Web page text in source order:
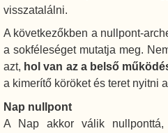
visszatalálni.
A következőkben a nullpont-
a sokféleséget mutatja meg.
azt, hol van az a belső
a kimerítő köröket és teret nyitni
Nap nullpont
A Nap akkor válik